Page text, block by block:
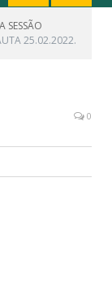
SESSÃO
25.02.2022.
0